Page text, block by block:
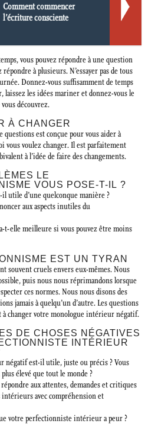
Comment commencer
l’écriture consciente
vous pouvez répondre à une question
à plusieurs. N’essayer pas de tous
Donnez-vous suffisamment de temps
les idées mariner et donnez-vous le
découvrez.
À CHANGER
est conçue pour vous aider à
vous voulez changer. Il est parfaitement
à l’idée de faire des changements.
LE
VOUS POSE-T-IL ?
utile d’une quelconque manière ?
aux aspects inutiles du
t-elle meilleure si vous pouvez être moins
EST UN TYRAN
souvent cruels envers eux-mêmes. Nous
puis nous nous réprimandons lorsque
ces normes. Nous nous disons des
jamais à quelqu’un d’autre. Les questions
à changer votre monologue intérieur négatif.
DE CHOSES NÉGATIVES
INTÉRIEUR
négatif est-il utile, juste ou précis ? Vous
élevé que tout le monde ?
aux attentes, demandes et critiques
avec compréhension et
votre perfectionniste intérieur a peur ?